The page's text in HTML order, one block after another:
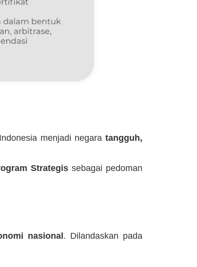
menjadi negaratangguh,
Strategissebagai pedoman
nasional . Dilandaskan pada